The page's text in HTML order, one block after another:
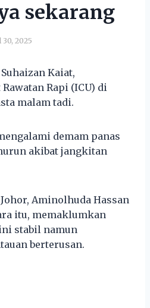
sekarang
2025
Kaiat,
Rapi (ICU) di
malam tadi.
demam panas
akibat jangkitan
Aminolhuda Hassan
itu, memaklumkan
stabil namun
berterusan.